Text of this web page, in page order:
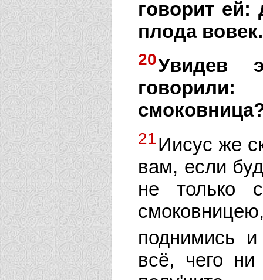
говорит ей:
плода
20Увидев
21Иисус же
вам, если
не только
поднимись
всё, чего